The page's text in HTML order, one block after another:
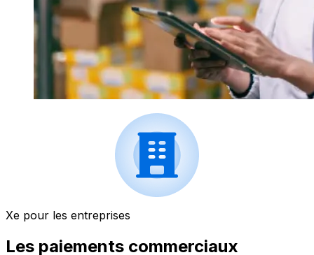
Xe pour les entreprises
Les paiements commerciaux